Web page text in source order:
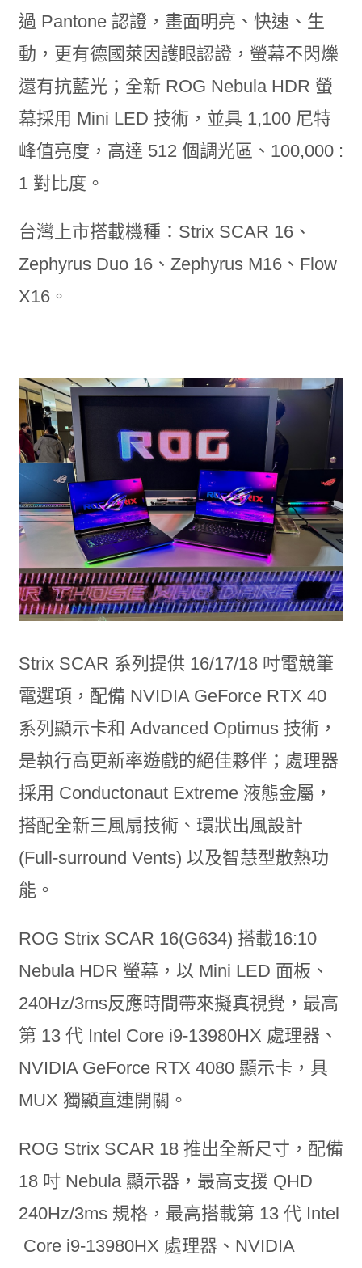
過 Pantone 認證，畫面明亮、快速、生
動，更有德國萊因護眼認證，螢幕不閃爍
還有抗藍光；全新 ROG Nebula HDR 螢
幕採用 Mini LED 技術，並具 1,100 尼特
峰值亮度，高達 512 個調光區、100,000 :
1 對比度。
台灣上市搭載機種：Strix SCAR 16、
Zephyrus Duo 16、Zephyrus M16、Flow
X16。
Strix SCAR 系列提供 16/17/18 吋電競筆
電選項，配備 NVIDIA GeForce RTX 40
系列顯示卡和 Advanced Optimus 技術，
是執行高更新率遊戲的絕佳夥伴；處理器
採用 Conductonaut Extreme 液態金屬，
搭配全新三風扇技術、環狀出風設計
(Full-surround Vents) 以及智慧型散熱功
能。
ROG Strix SCAR 16(G634) 搭載16:10
Nebula HDR 螢幕，以 Mini LED 面板、
240Hz/3ms反應時間帶來擬真視覺，最高
第 13 代 Intel Core i9-13980HX 處理器、
NVIDIA GeForce RTX 4080 顯示卡，具
MUX 獨顯直連開關。
ROG Strix SCAR 18 推出全新尺寸，配備
18 吋 Nebula 顯示器，最高支援 QHD
240Hz/3ms 規格，最高搭載第 13 代 Intel
Core i9-13980HX 處理器、NVIDIA